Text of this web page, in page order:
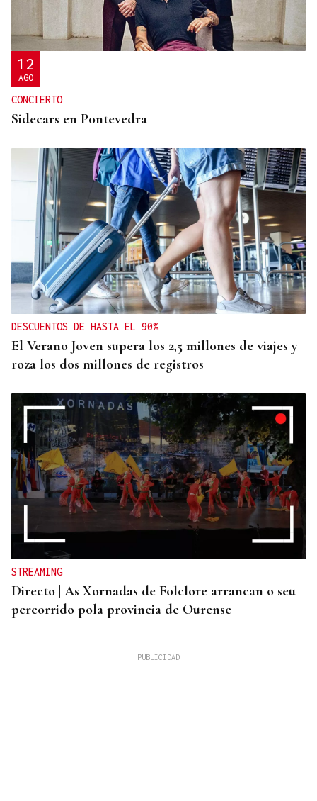
Baiuca, Nadadora o 9Louro visitan A Rúa con los
Concertos do Xacobeo
12
AGO
CONCIERTO
Sidecars en Pontevedra
DESCUENTOS DE HASTA EL 90%
El Verano Joven supera los 2,5 millones de viajes y
roza los dos millones de registros
STREAMING
Directo | As Xornadas de Folclore arrancan o seu
percorrido pola provincia de Ourense